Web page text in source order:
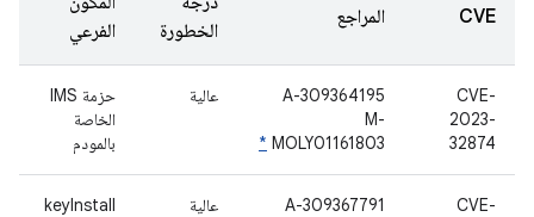
CVE المراجع
الخطورة
الفرعي
CVE-
2023-
32874
A-309364195
M-
MOLY01161803
*
عالية
حزمة IMS
الخاصة
بالمودم
CVE-
A-309367791
عالية keyInstall